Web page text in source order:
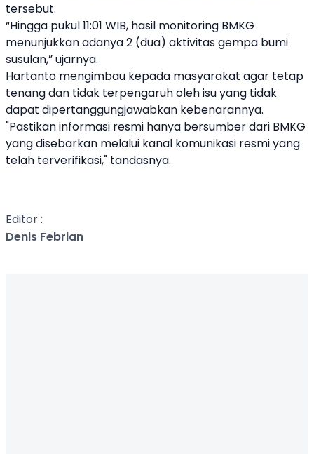
tersebut.
“Hingga pukul 11:01 WIB, hasil monitoring BMKG
menunjukkan adanya 2 (dua) aktivitas gempa bumi
susulan,” ujarnya.
Hartanto mengimbau kepada masyarakat agar tetap
tenang dan tidak terpengaruh oleh isu yang tidak
dapat dipertanggungjawabkan kebenarannya.
"Pastikan informasi resmi hanya bersumber dari BMKG
yang disebarkan melalui kanal komunikasi resmi yang
telah terverifikasi," tandasnya.
Editor :
Denis Febrian